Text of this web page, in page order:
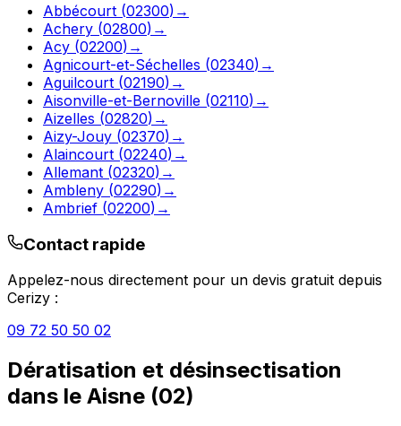
Abbécourt (02300) →
Achery (02800) →
Acy (02200) →
Agnicourt-et-Séchelles (02340) →
Aguilcourt (02190) →
Aisonville-et-Bernoville (02110) →
Aizelles (02820) →
Aizy-Jouy (02370) →
Alaincourt (02240) →
Allemant (02320) →
Ambleny (02290) →
Ambrief (02200) →
Contact rapide
Appelez-nous directement pour un devis gratuit depuis
Cerizy :
09 72 50 50 02
Dératisation et désinsectisation
dans le Aisne (02)